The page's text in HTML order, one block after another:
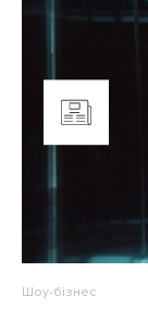
Шоу-бізнес